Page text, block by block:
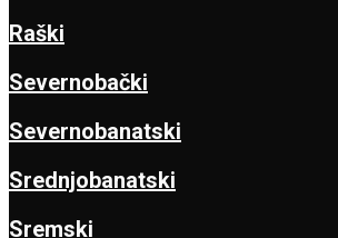
Raški
Severnobački
Severnobanatski
Srednjobanatski
Sremski